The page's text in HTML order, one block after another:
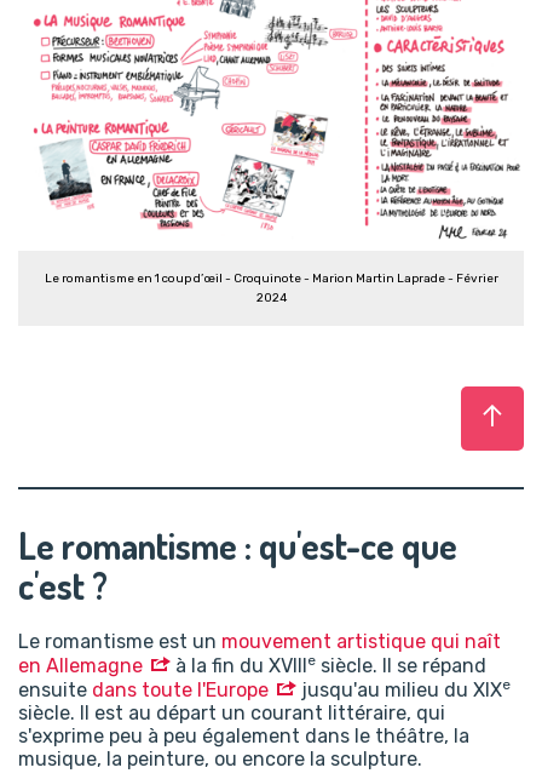
Le romantisme en 1 coup d’œil - Croquinote - Marion Martin Laprade - Février
2024
Le romantisme : qu'est-ce que
c'est ?
Le romantisme est un mouvement artistique qui naît
en Allemagne
à la fin du XVIII e siècle. Il se répand
ensuite dans toute l'Europe jusqu'au milieu du XIXe
siècle. Il est au départ un courant littéraire, qui
s'exprime peu à peu également dans le théâtre, la
musique, la peinture, ou encore la sculpture.